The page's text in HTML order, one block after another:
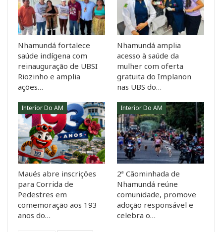
Nhamundá fortalece
saúde indígena com
reinauguração de UBSI
Riozinho e amplia
ações…
Nhamundá amplia
acesso à saúde da
mulher com oferta
gratuita do Implanon
nas UBS do…
Interior Do AM
Maués abre inscrições
para Corrida de
Pedestres em
comemoração aos 193
anos do…
Interior Do AM
2ª Cãominhada de
Nhamundá reúne
comunidade, promove
adoção responsável e
celebra o…